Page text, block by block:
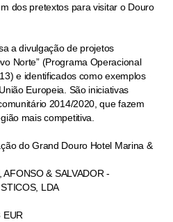
dos pretextos para visitar o Douro
a divulgação de projetos
Norte” (Programa Operacional
e identificados como exemplos
Europeia. São iniciativas
2014/2020, que fazem
mais competitiva.
do Grand Douro Hotel Marina &
& SALVADOR -
LDA
EUR